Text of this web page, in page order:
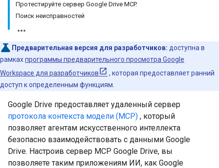
Протестируйте сервер Google Drive MCP.
Поиск неисправностей
Предварительная версия для разработчиков: доступна в
рамкахпрограммы предварительного просмотра Google
Workspace для разработчиков
, которая предоставляет ранний
доступ к определенным функциям.
Google Drive предоставляет удаленный сервер
протокола контекста модели (MCP) , который
позволяет агентам искусственного интеллекта
безопасно взаимодействовать с данными Google
Drive. Настроив сервер MCP Google Drive, вы
позволяете таким приложениям ИИ, как Google